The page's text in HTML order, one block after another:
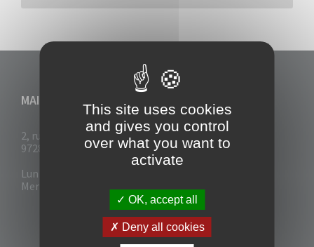
MAIRIE DU VAUCLIN
2, rue Collignon
97280 Le Vauclin
Lun - Mar : 7h30- 13h & 14h-17h
Mer-Jeu-Vend : 7h30 - 13h30
This site uses cookies
and gives you control
over what you want to
activate
OK, accept all
Deny all cookies